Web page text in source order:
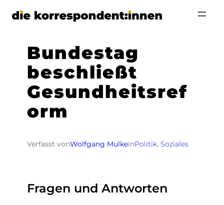
Zum
Bundestag
beschließt
Gesundheitsref
orm
Verfasst vonWolfgang MulkeinPolitik, Soziales
Fragen und Antworten